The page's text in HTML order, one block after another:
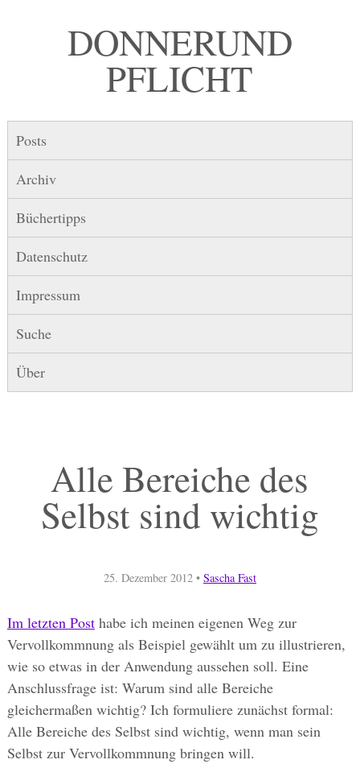
DONNER UND
PFLICHT
Posts
Archiv
Büchertipps
Datenschutz
Impressum
Suche
Über
Alle Bereiche des
Selbst sind wichtig
25. Dezember 2012• Sascha Fast
Im letzten Posthabe ich meinen eigenen Weg zur
Vervollkommnung als Beispiel gewählt um zu illustrieren,
wie so etwas in der Anwendung aussehen soll. Eine
Anschlussfrage ist: Warum sind alle Bereiche
gleichermaßen wichtig? Ich formuliere zunächst formal:
Alle Bereiche des Selbst sind wichtig, wenn man sein
Selbst zur Vervollkommnung bringen will.